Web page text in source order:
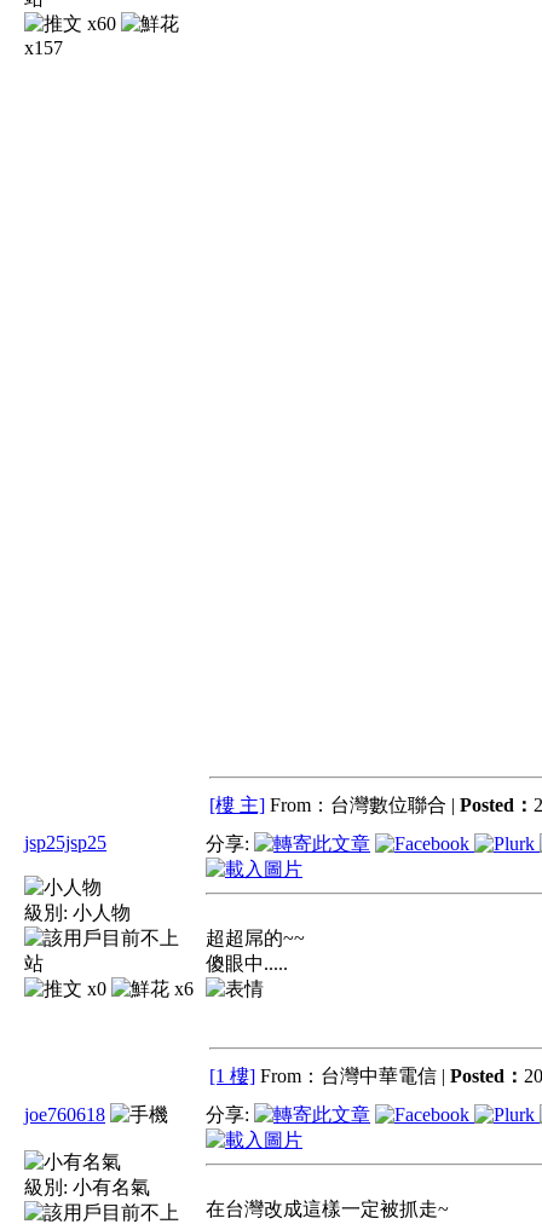
x60
x157
[樓 主] From：台灣數位聯合 | Posted：
jsp25jsp25
級別: 小人物
x0 x6
分享:
超超屌的~~
傻眼中.....
[1 樓] From：台灣中華電信 | Posted：
joe760618
級別: 小有名氣
分享:
在台灣改成這樣一定被抓走~